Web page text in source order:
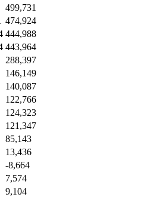
499,731
474,924
444,988
443,964
288,397
146,149
140,087
122,766
124,323
121,347
85,143
13,436
-8,664
7,574
9,104